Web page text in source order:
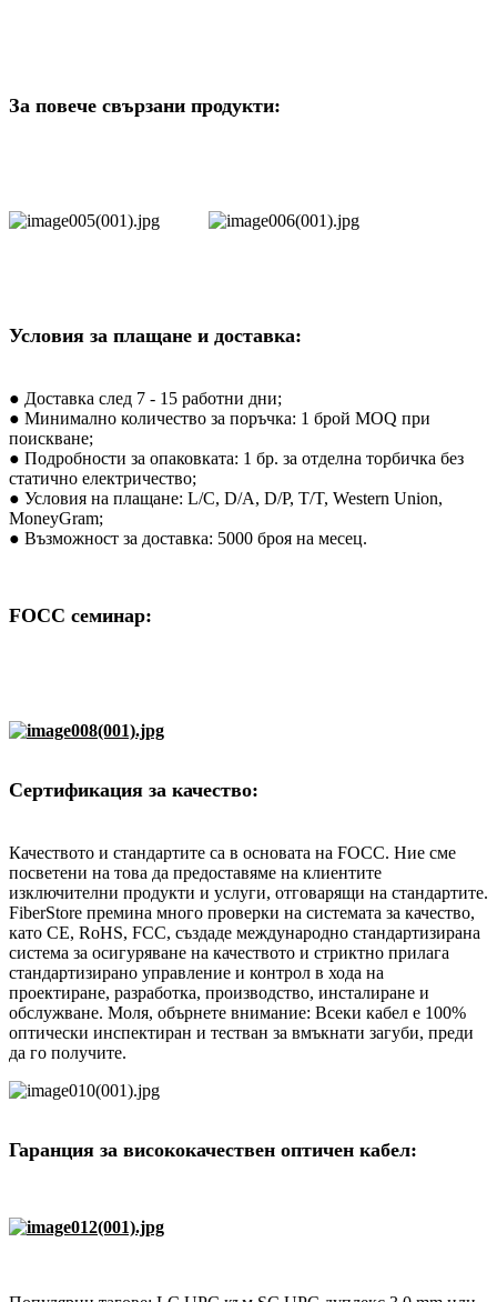
За повече свързани продукти:
Условия за плащане и доставка:
● Доставка след 7 - 15 работни дни;
● Минимално количество за поръчка: 1 брой MOQ при
поискване;
● Подробности за опаковката: 1 бр. за отделна торбичка без
статично електричество;
● Условия на плащане: L/C, D/A, D/P, T/T, Western Union,
MoneyGram;
● Възможност за доставка: 5000 броя на месец.
FOCC семинар:
Сертификация за качество:
Качеството и стандартите са в основата на FOCC. Ние сме
посветени на това да предоставяме на клиентите
изключителни продукти и услуги, отговарящи на стандартите.
FiberStore премина много проверки на системата за качество,
като CE, RoHS, FCC, създаде международно стандартизирана
система за осигуряване на качеството и стриктно прилага
стандартизирано управление и контрол в хода на
проектиране, разработка, производство, инсталиране и
обслужване. Моля, обърнете внимание: Всеки кабел е 100%
оптически инспектиран и тестван за вмъкнати загуби, преди
да го получите.
Гаранция за висококачествен оптичен кабел: